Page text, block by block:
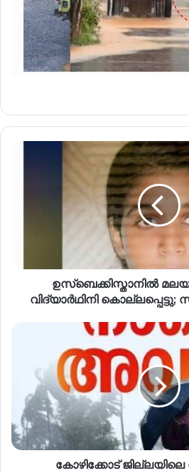
ഉസ്‌ബെക്കിസ്താനില്‍
വിദ്യാര്‍ഥിനി കൊല്ലപ്പെട്ടു;
കോഴിക്കോട്